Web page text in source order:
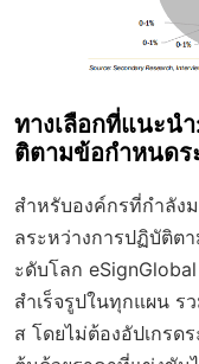
ทางเลือกที่แนะน
ติตามข้อกำหนด
สำหรับองค์กรที่กำลัง
ลระหว่างการปฏิบัติต
ะดับโลก
สำเร็จรูปในทุกแผน ร
ส โดยไม่ต้องอัปเกร